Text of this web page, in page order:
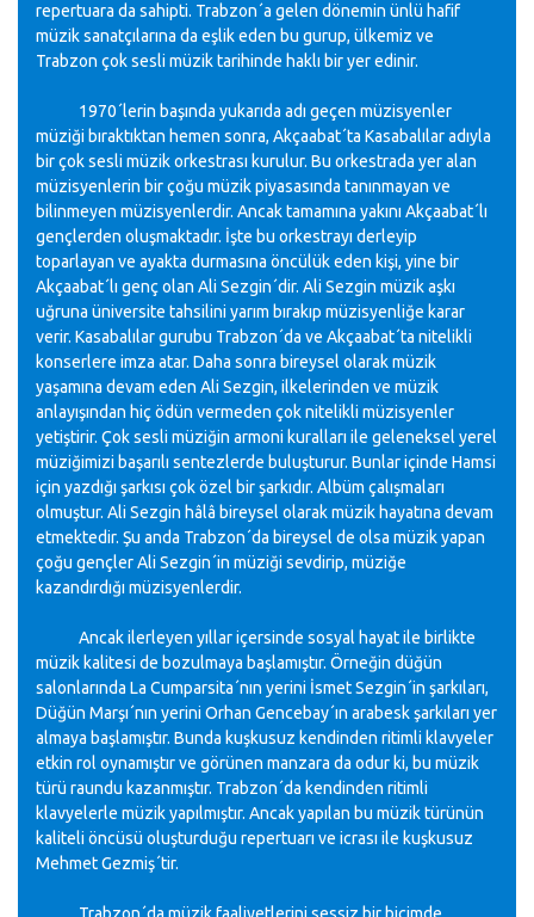
repertuara da sahipti. Trabzon´a gelen dönemin ünlü hafif
müzik sanatçılarına da eşlik eden bu gurup, ülkemiz ve
Trabzon çok sesli müzik tarihinde haklı bir yer edinir.
1970´lerin başında yukarıda adı geçen müzisyenler
müziği bıraktıktan hemen sonra, Akçaabat´ta Kasabalılar adıyla
bir çok sesli müzik orkestrası kurulur. Bu orkestrada yer alan
müzisyenlerin bir çoğu müzik piyasasında tanınmayan ve
bilinmeyen müzisyenlerdir. Ancak tamamına yakını Akçaabat´lı
gençlerden oluşmaktadır. İşte bu orkestrayı derleyip
toparlayan ve ayakta durmasına öncülük eden kişi, yine bir
Akçaabat´lı genç olan Ali Sezgin´dir. Ali Sezgin müzik aşkı
uğruna üniversite tahsilini yarım bırakıp müzisyenliğe karar
verir. Kasabalılar gurubu Trabzon´da ve Akçaabat´ta nitelikli
konserlere imza atar. Daha sonra bireysel olarak müzik
yaşamına devam eden Ali Sezgin, ilkelerinden ve müzik
anlayışından hiç ödün vermeden çok nitelikli müzisyenler
yetiştirir. Çok sesli müziğin armoni kuralları ile geleneksel yerel
müziğimizi başarılı sentezlerde buluşturur. Bunlar içinde Hamsi
için yazdığı şarkısı çok özel bir şarkıdır. Albüm çalışmaları
olmuştur. Ali Sezgin hâlâ bireysel olarak müzik hayatına devam
etmektedir. Şu anda Trabzon´da bireysel de olsa müzik yapan
çoğu gençler Ali Sezgin´in müziği sevdirip, müziğe
kazandırdığı müzisyenlerdir.
Ancak ilerleyen yıllar içersinde sosyal hayat ile birlikte
müzik kalitesi de bozulmaya başlamıştır. Örneğin düğün
salonlarında La Cumparsita´nın yerini İsmet Sezgin´in şarkıları,
Düğün Marşı´nın yerini Orhan Gencebay´ın arabesk şarkıları yer
almaya başlamıştır. Bunda kuşkusuz kendinden ritimli klavyeler
etkin rol oynamıştır ve görünen manzara da odur ki, bu müzik
türü raundu kazanmıştır. Trabzon´da kendinden ritimli
klavyelerle müzik yapılmıştır. Ancak yapılan bu müzik türünün
kaliteli öncüsü oluşturduğu repertuarı ve icrası ile kuşkusuz
Mehmet Gezmiş´tir.